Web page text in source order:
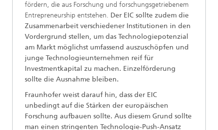
fördern, die aus Forschung und forschungsgetriebenem
Entrepreneurship entstehen. Der EIC sollte zudem die
Zusammenarbeit verschiedener Institutionen in den
Vordergrund stellen, um das Technologiepotenzial
am Markt möglichst umfassend auszuschöpfen und
junge Technologieunternehmen reif für
Investmentkapital zu machen. Einzelförderung
sollte die Ausnahme bleiben.
Fraunhofer weist darauf hin, dass der EIC
unbedingt auf die Stärken der europäischen
Forschung aufbauen sollte. Aus diesem Grund sollte
man einen stringenten Technologie-Push-Ansatz